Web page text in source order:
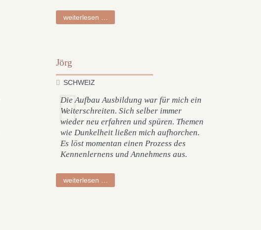
weiterlesen …
Jörg
SCHWEIZ
Die Aufbau Ausbildung war für mich ein
Weiterschreiten. Sich selber immer
wieder neu erfahren und spüren. Themen
wie Dunkelheit ließen mich aufhorchen.
Es löst momentan einen Prozess des
Kennenlernens und Annehmens aus.
weiterlesen …